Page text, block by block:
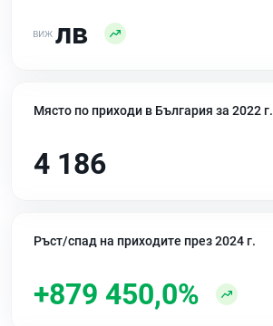
лв
Място по приходи в България за 2022 г.
4 186
Ръст/спад на приходите през 2024 г.
+879 450,0%